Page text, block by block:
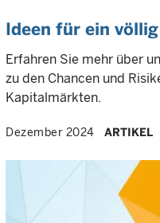
Ideen für ein
Erfahren Sie mehr über
zu den Chancen und
Kapitalmärkten.
Dezember 2024 ARTIKEL